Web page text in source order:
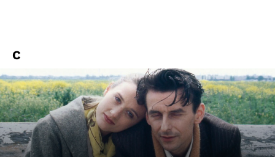
C